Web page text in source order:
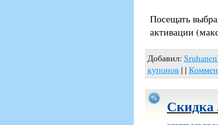
Посещать
активации
Добавил:
купонов | |
Скидка